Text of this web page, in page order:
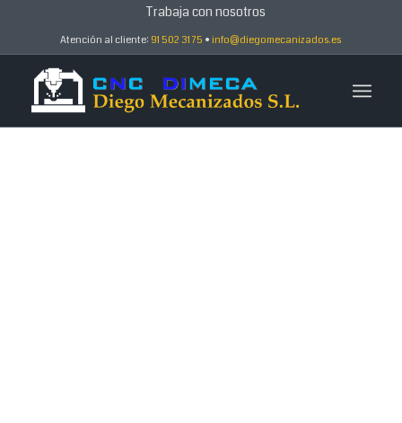
Trabaja con nosotros
Atención al cliente: 91 502 31 75 • info@diegomecanizados.es